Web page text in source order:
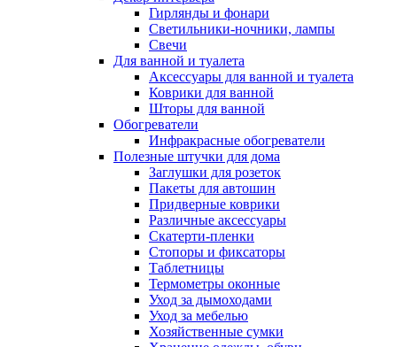
Гирлянды и фонари
Светильники-ночники, лампы
Свечи
Для ванной и туалета
Аксессуары для ванной и туалета
Коврики для ванной
Шторы для ванной
Обогреватели
Инфракрасные обогреватели
Полезные штучки для дома
Заглушки для розеток
Пакеты для автошин
Придверные коврики
Различные аксессуары
Скатерти-пленки
Стопоры и фиксаторы
Таблетницы
Термометры оконные
Уход за дымоходами
Уход за мебелью
Хозяйственные сумки